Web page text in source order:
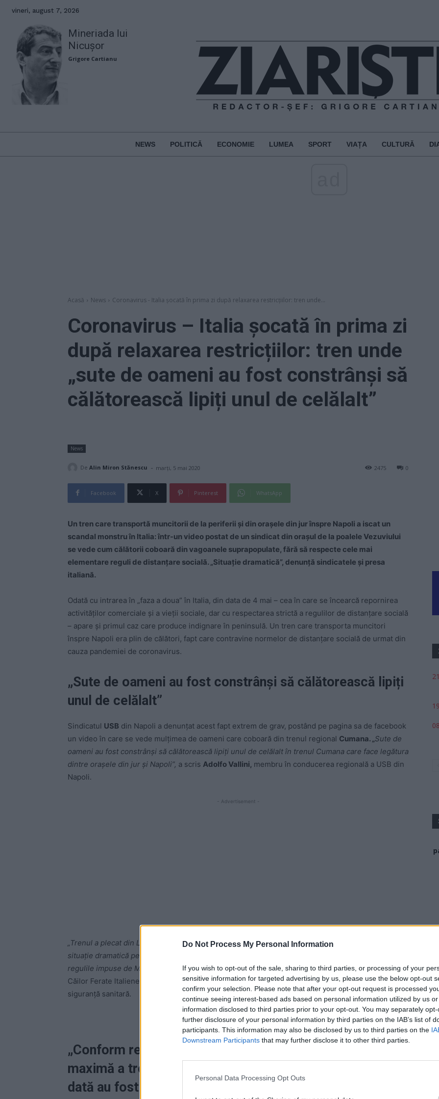
Do Not Process My Personal Information
If you wish to opt-out of the sale, sharing to third parties, or processing of your
sensitive information for targeted advertising by us, please use the below opt-out
confirm your selection. Please note that after your opt-out request is processed
continue seeing interest-based ads based on personal information utilized by us
information disclosed to third parties prior to your opt-out. You may separately
further disclosure of your personal information by third parties on the IAB’s list of
participants. This information may also be disclosed by us to third parties on the
Downstream Participants that may further disclose it to other third parties.
Personal Data Processing Opt Outs
vineri, august 7, 2026
Mineriada lui
Nicușor
Grigore Cartianu
NEWS POLITICĂ ECONOMIE LUMEA SPORT VIAȚA CULTURĂ
Acasă News Coronavirus - Italia șocată în prima zi după relaxarea restricțiilor: tren unde...
Coronavirus – Italia șocată în prima zi
după relaxarea restricțiilor: tren unde
„sute de oameni au fost constrânși să
călătorească lipiți unul de celălalt”
News
De Alin Miron Stănescu - marți, 5 mai 2020 0
2475
Facebook X Pinterest WhatsApp
Un tren care transportă muncitorii de la periferii și din orașele din jur înspre Napoli a iscat un
scandal monstru în Italia: într-un video postat de un sindicat din orașul de la poalele Vezuviului
se vede cum călătorii coboară din vagoanele suprapopulate, fără să respecte cele mai
elementare reguli de distanțare socială. „Situație dramatică”, denunță sindicatele și presa
italiană.
Odată cu intrarea în „faza a doua” în Italia, din data de 4 mai – cea în care se încearcă repornirea
activităților comerciale și a vieții sociale, dar cu respectarea strictă a regulilor de distanțare socială
– apare și primul caz care produce indignare în peninsulă. Un tren care transporta muncitori
înspre Napoli era plin de călători, fapt care contravine normelor de distanțare socială de urmat din
cauza pandemiei de coronavirus.
„Sute de oameni au fost constrânși să călătorească lipiți
unul de celălalt”
Sindicatul USB din Napoli a denunțat acest fapt extrem de grav, postând pe pagina sa de facebook
un video în care se vede mulțimea de oameni care coboară din trenul regional Cumana. „Sute de
oameni au fost constrânși să călătorească lipiți unul de celălalt în trenul Cumana care face legătura
dintre orașele din jur și Napoli”, a scris Adolfo Vallini, membru în conducerea regională a USB din
Napoli.
- Advertisement -
„Trenul a plecat din Licola la ora 7.00 și a ajuns la Napoli, la stația Montesanto, la ora 7.50. Este o
situație dramatică pe care nu ne-am fi așteptat niciodată să o vedem, în totală contradicție cu
regulile impuse de Ministerul Transporturilor din Italia”,a continuat Vallini, cerând conducerii
Căilor Ferate Italiene să ia măsuri imediate pentru garantarea respectării regulilor în materie de
siguranță sanitară.
„Conform regulilor de distanțare socială, capacitatea
maximă a trenului era de 100 de persoane. De această
dată au fost 180”